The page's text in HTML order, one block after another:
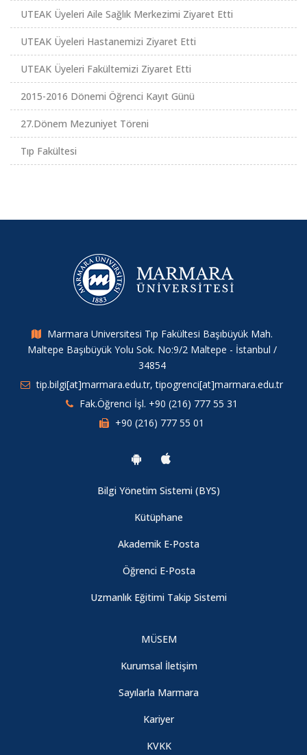
UTEAK Üyeleri Aile Sağlık Merkezimi Ziyaret Etti
UTEAK Üyeleri Hastanemizi Ziyaret Etti
UTEAK Üyeleri Fakültemizi Ziyaret Etti
2015-2016 Dönemi Öğrenci Kayıt Günü
27.Dönem Mezuniyet Töreni
Tıp Fakültesi
Marmara Universitesi Tıp Fakültesi Başıbüyük Mah.
Maltepe Başıbüyük Yolu Sok. No:9/2 Maltepe - İstanbul /
34854
tip.bilgi[at]marmara.edu.tr, tipogrenci[at]marmara.edu.tr
Fak.Öğrenci İşl. +90 (216) 777 55 31
+90 (216) 777 55 01
Bilgi Yönetim Sistemi (BYS)
Kütüphane
Akademik E-Posta
Öğrenci E-Posta
Uzmanlık Eğitimi Takip Sistemi
MÜSEM
Kurumsal İletişim
Sayılarla Marmara
Kariyer
KVKK